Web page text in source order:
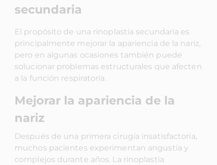
secundaria
El propósito de una rinoplastia secundaria es
principalmente mejorar la apariencia de la nariz,
pero en algunas ocasiones también puede
solucionar problemas estructurales que afecten
a la función respiratoria.
Mejorar la apariencia de la
nariz
Después de una primera cirugía insatisfactoria,
muchos pacientes experimentan angustia y
complejos durante años. La rinoplastia